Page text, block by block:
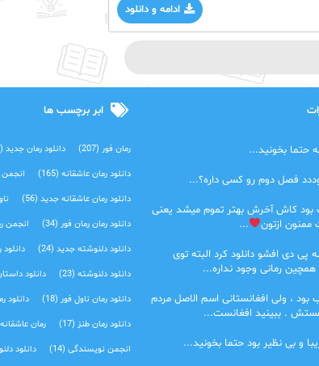
ادامه و دانلود
حتما بخونید...
فصل دوم رو کسی داره؟...
کاش آخرش بهتر تموم میشد یعنی
ازتون
...
پی دی افشو دانلود کرد البته توی
رمانی وجود نداره...
، ولی افغانستانی اسم الاصل مردم
. ببینید افغانست...
و بی نظیر بود حتما بخونید...
ابر برچسب ها
رمان فور (207) دانلود رمان جدید (189)
دانلود رمان عاشقانه (165) انجمن
دانلود رمان عاشقانه جدید (56)
دانلود رمان رمان فور (34) انجمن
دانلود دلنوشته جدید (24)
دانلود دلنوشته (23) دانلود
دانلود رمان ناول فور (18) دانلود
دانلود رمان طنز (17) رمان عاشقانه
انجمن نویسندگی (14) دانلود